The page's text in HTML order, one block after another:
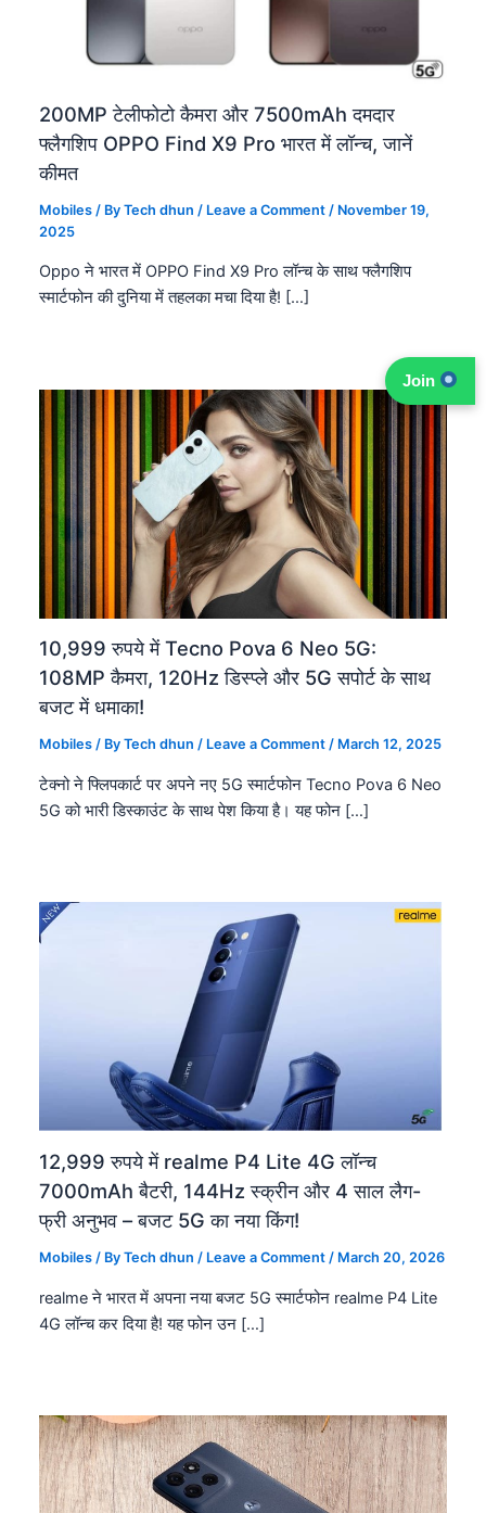
200MP टेलीफोटो कैमरा और 7500mAh दमदार
फ्लैगशिप OPPO Find X9 Pro भारत में लॉन्च, जानें
कीमत
Mobiles / ByTech dhun / Leave a Comment / November 19,
2025
Oppo ने भारत में OPPO Find X9 Pro लॉन्च के साथ फ्लैगशिप
स्मार्टफोन की दुनिया में तहलका मचा दिया है! […]
10,999 रुपये में Tecno Pova 6 Neo 5G:
108MP कैमरा, 120Hz डिस्प्ले और 5G सपोर्ट के साथ
बजट में धमाका!
Mobiles / ByTech dhun/ Leave a Comment / March 12, 2025
टेक्नो ने फ्लिपकार्ट पर अपने नए 5G स्मार्टफोन Tecno Pova 6 Neo
5G को भारी डिस्काउंट के साथ पेश किया है। यह फोन […]
12,999 रुपये में realme P4 Lite 4G लॉन्च
7000mAh बैटरी, 144Hz स्क्रीन और 4 साल लैग-
फ्री अनुभव – बजट 5G का नया किंग!
Mobiles / ByTech dhun / Leave a Comment / March 20, 2026
realme ने भारत में अपना नया बजट 5G स्मार्टफोन realme P4 Lite
4G लॉन्च कर दिया है! यह फोन उन […]
Join